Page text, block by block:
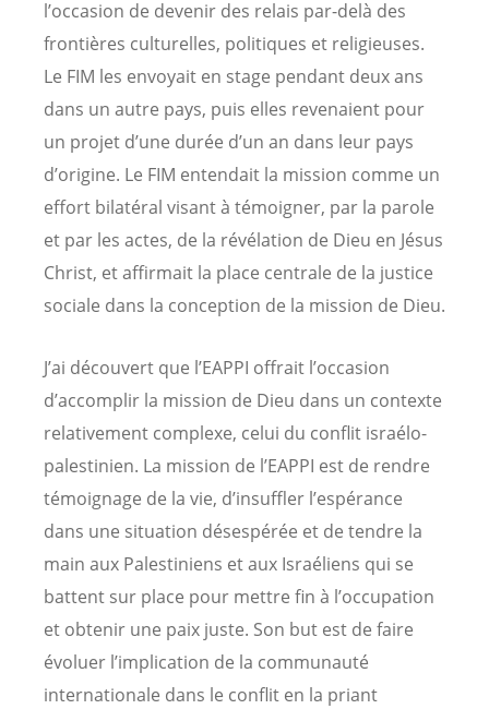
l’occasion de devenir des relais par-delà des
frontières culturelles, politiques et religieuses.
Le FIM les envoyait en stage pendant deux ans
dans un autre pays, puis elles revenaient pour
un projet d’une durée d’un an dans leur pays
d’origine. Le FIM entendait la mission comme un
effort bilatéral visant à témoigner, par la parole
et par les actes, de la révélation de Dieu en Jésus
Christ, et affirmait la place centrale de la justice
sociale dans la conception de la mission de Dieu.
J’ai découvert que l’EAPPI offrait l’occasion
d’accomplir la mission de Dieu dans un contexte
relativement complexe, celui du conflit israélo-
palestinien. La mission de l’EAPPI est de rendre
témoignage de la vie, d’insuffler l’espérance
dans une situation désespérée et de tendre la
main aux Palestiniens et aux Israéliens qui se
battent sur place pour mettre fin à l’occupation
et obtenir une paix juste. Son but est de faire
évoluer l’implication de la communauté
internationale dans le conflit en la priant